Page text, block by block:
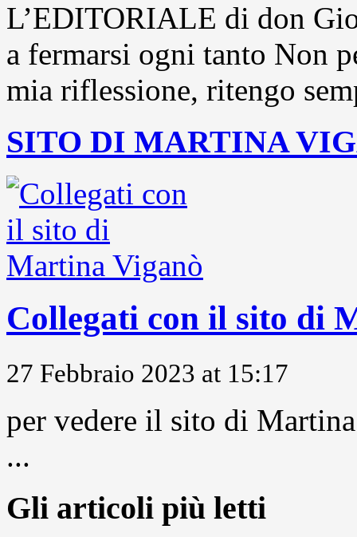
L’EDITORIALE di don
a fermarsi ogni tanto Non
mia riflessione, ritengo
SITO DI MARTINA
Collegati con il sito di
27 Febbraio 2023 at 15:17
per vedere il sito di
...
Gli articoli più letti